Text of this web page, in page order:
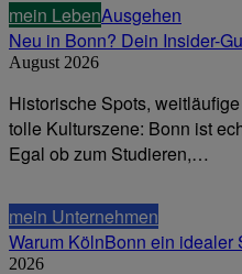
mein LebenAusgehen
Neu in Bonn? Dein Insider-
August 2026
Historische Spots,
tolle Kulturszene: Bonn ist
Egal ob zum Studieren,…
mein Unternehmen
Warum KölnBonn ein idealer
2026